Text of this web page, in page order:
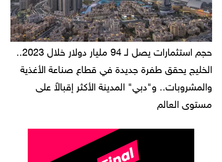
حجم استثمارات يصل لـ 94 مليار دولار خلال 2023..
الخليج يحقق طفرة جديدة في قطاع صناعة الأغذية
والمشروبات.. و"دبي" المدينة الأكثر إقبالاً على
مستوى العالم